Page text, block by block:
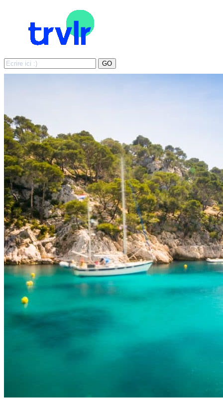
Search
for:
GO